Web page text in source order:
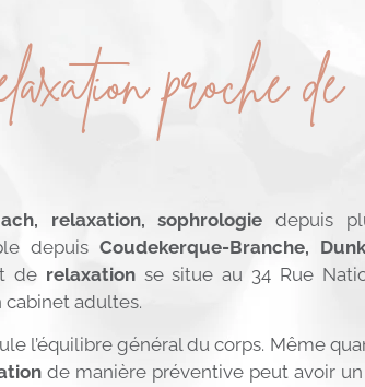
proche de
relaxation, sophrologie depuis
depuis Coudekerque-Branche,
de relaxationse situe au 34 Rue
cabinet adultes.
l’équilibre général du corps. Même
de manière préventive peut avoir